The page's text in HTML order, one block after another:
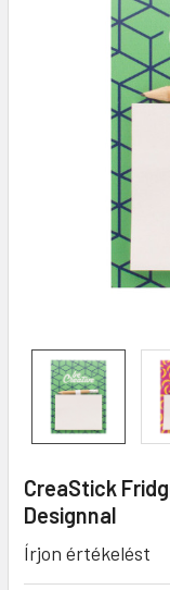
CreaStick
Designnal
Írjon értékelést